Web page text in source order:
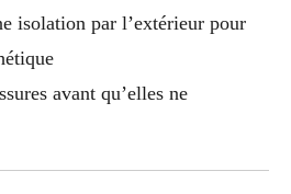
isolation par l’extérieur pour
avant qu’elles ne